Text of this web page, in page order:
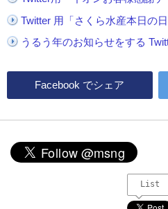
Twitter 用「さくら水産本日の
うるう年のお知らせをする
Facebook でシェア
List